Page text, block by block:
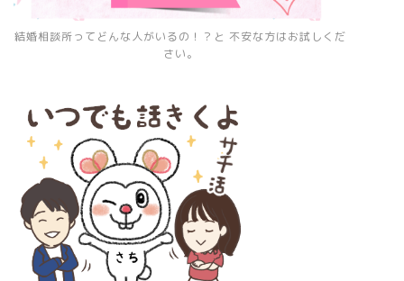
結婚相談所ってどんな人がいるの！？と 不安な方はお試しくだ
さい。